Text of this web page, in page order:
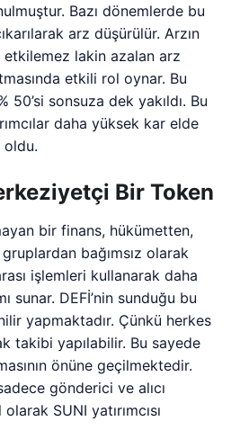
Bazı dönemlerde bu
arz düşürülür. Arzın
lakin azalan arz
etkili rol oynar. Bu
50’si sonsuza dek yakıldı. Bu
daha yüksek kar elde
oldu.
Bir Token
bir finans, hükümetten,
bağımsız olarak
işlemleri kullanarak daha
sunar. DEFİ’nin sunduğu bu
yapmaktadır. Çünkü herkes
takibi yapılabilir. Bu sayede
önüne geçilmektedir.
gönderici ve alıcı
SUNI yatırımcısı